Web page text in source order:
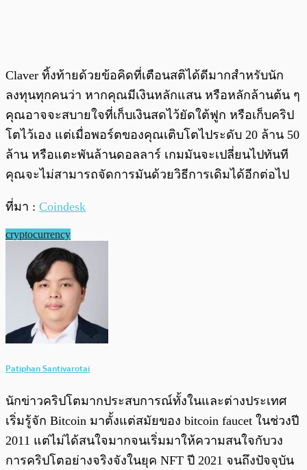
Claver ทิ้งท้ายด้วยข้อคิดที่เตือนสติได้ดีมากสำหรับนัก
ลงทุนทุกคนว่า หากคุณมีเงินหลักแสน หรือหลักล้านต้น ๆ
คุณอาจจะสบายใจที่เก็บเงินสดไว้ยัดใต้ฟูก หรือเก็บคริป
โตไว้เอง แต่เมื่อพอร์ตของคุณเติบโตไประดับ 20 ล้าน 50
ล้าน หรือแตะพันล้านดอลลาร์ เกมมันจะเปลี่ยนไปทันที
คุณจะไม่สามารถจัดการมันด้วยวิธีการเดิมได้อีกต่อไป
ที่มา : Coindesk
cryptocurrency
Patiphan Santivarotai
นักข่าวคริปโตมากประสบการณ์ทั้งในและต่างประเทศ
เริ่มรู้จัก Bitcoin มาตั้งแต่สมัยของ bitcoin faucet ในช่วงปี
2011 แต่ไม่ได้สนใจมากจนเริ่มมาให้ความสนใจกับวง
การคริปโตอย่างจริงจังในยุค NFT ปี 2021 จนถึงปัจจุบัน